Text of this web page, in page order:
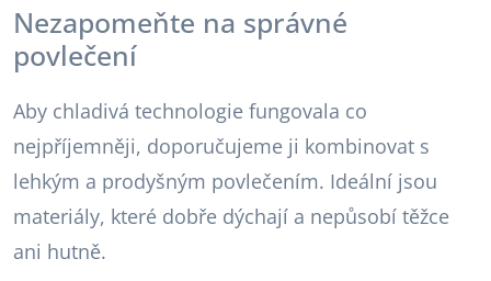
Nezapomeňte na správné
povlečení
Aby chladivá technologie fungovala co
nejpříjemněji, doporučujeme ji kombinovat s
lehkým a prodyšným povlečením. Ideální jsou
materiály, které dobře dýchají a nepůsobí těžce
ani hutně.